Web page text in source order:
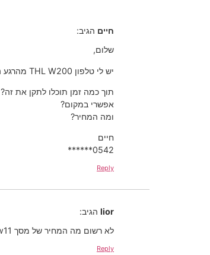
חיים הגיב:
שלום,
יש לי טלפון THL W200 מהרגע הראשון לא עובד לי
תוך כמה זמן תוכלו לתקן את זה?
אפשרי במקום?
ומה המחיר?
חיים
0542******
Reply
lior הגיב:
לא רשום מה המחיר של מסך thl w11 אשמך אם תגידו
Reply